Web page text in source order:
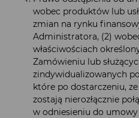
wobec produktów lub
zmian na rynku
Administratora, (2)
właściwościach
Zamówieniu lub
zindywidualizowanych
które po dostarczeniu,
zostają nierozłącznie
w odniesieniu do